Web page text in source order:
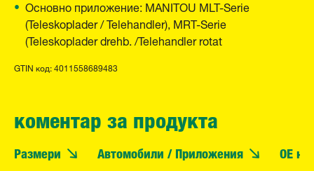
Основно приложение: MANITOU MLT-Serie
(Teleskoplader / Telehandler), MRT-Serie
(Teleskoplader drehb. /Telehandler rotat
GTIN код: 4011558689483
коментар за продукта
Размери Автомобили / Приложения OE